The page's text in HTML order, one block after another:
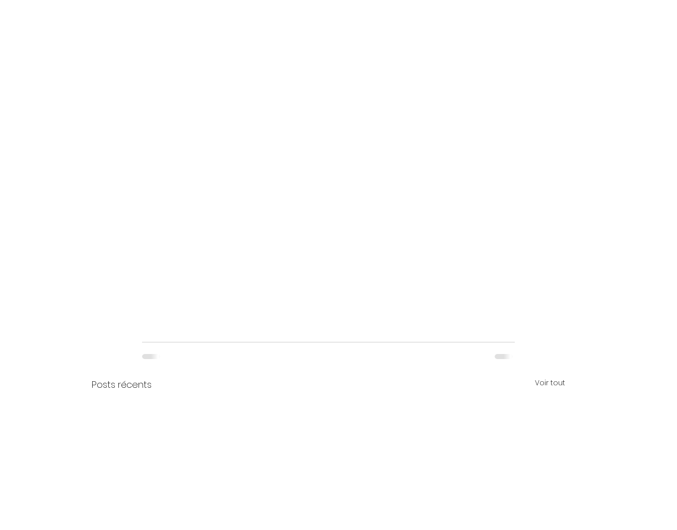
Posts récents Voir tout